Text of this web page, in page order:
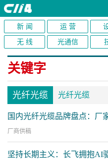
新 闻 运 营
无 线 光通信
关键字
光纤光缆 光纤光缆
国内光纤光缆品牌盘点：厂
厂商供稿
坚持长期主义：长飞拥抱AI